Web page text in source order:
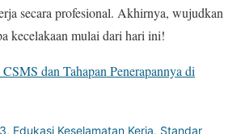
secara profesional. Akhirnya, wujudkan
kecelakaan mulai dari hari ini!
dan Tahapan Penerapannya di
, Edukasi Keselamatan Kerja, Standar